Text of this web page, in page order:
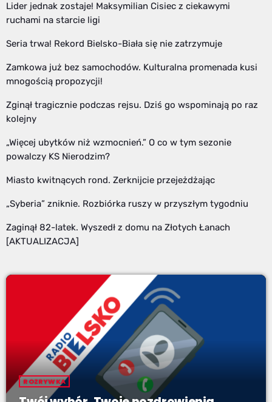
Lider jednak zostaje! Maksymilian Cisiec z ciekawymi
ruchami na starcie ligi
Seria trwa! Rekord Bielsko-Biała się nie zatrzymuje
Zamkowa już bez samochodów. Kulturalna promenada kusi
mnogością propozycji!
Zginął tragicznie podczas rejsu. Dziś go wspominają po raz
kolejny
„Więcej ubytków niż wzmocnień.” O co w tym sezonie
powalczy KS Nierodzim?
Miasto kwitnących rond. Zerknijcie przejeżdżając
„Syberia” zniknie. Rozbiórka ruszy w przyszłym tygodniu
Zaginął 82-latek. Wyszedł z domu na Złotych Łanach
[AKTUALIZACJA]
ROZRYWKA